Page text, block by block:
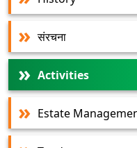
संरचना
Activities
Estate